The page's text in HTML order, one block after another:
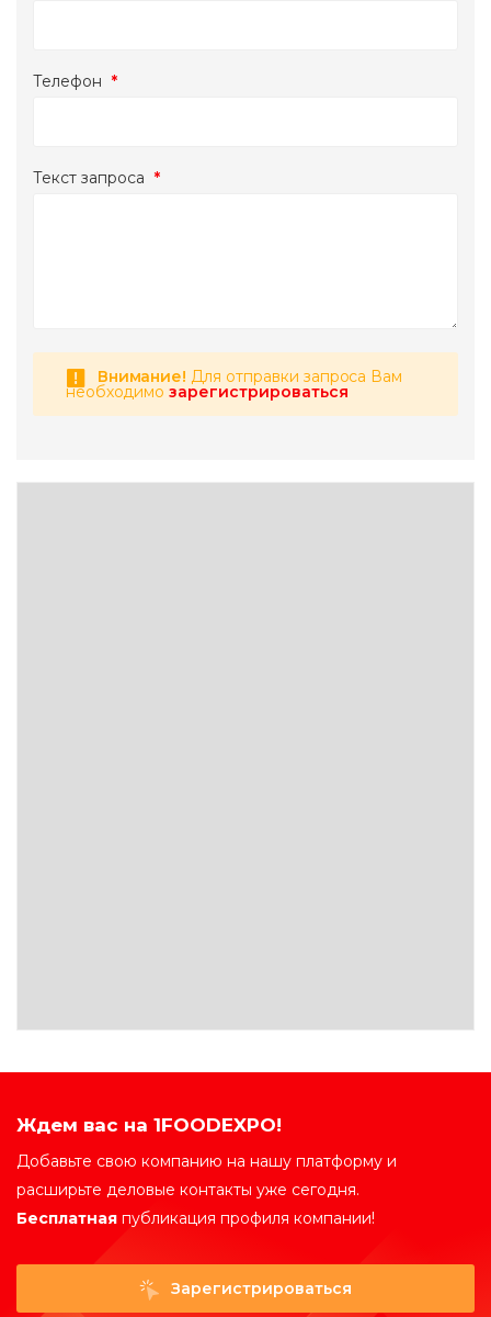
Телефон *
Текст запроса *
Внимание! Для отправки запроса Вам
необходимозарегистрироваться
Ждем вас на 1FOODEXPO!
Добавьте свою компанию на нашу платформу и
расширьте деловые контакты уже сегодня.
Бесплатная публикация профиля компании!
Зарегистрироваться